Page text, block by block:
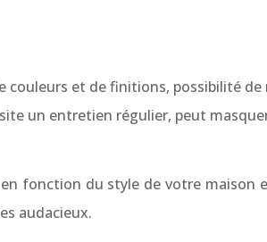
couleurs et de finitions, possibilité
un entretien régulier, peut
fonction du style de votre maison
audacieux.